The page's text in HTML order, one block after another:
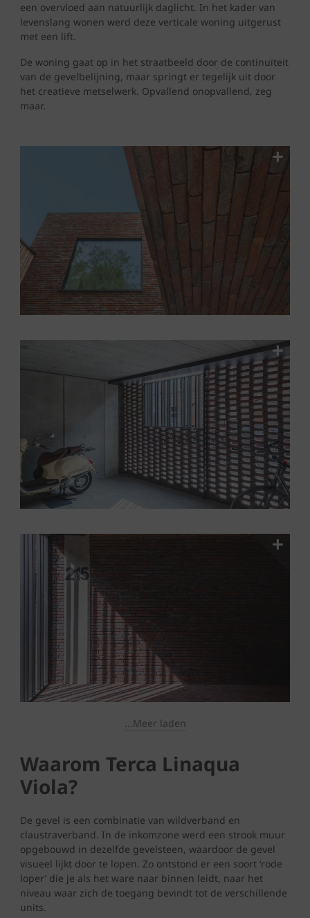
een overvloed aan natuurlijk daglicht. In het kader van
levenslang wonen werd deze verticale woning uitgerust
met een lift.
De woning gaat op in het straatbeeld door de continuïteit
van de gevelbelijning, maar springt er tegelijk uit door
het creatieve metselwerk. Opvallend onopvallend, zeg
maar.
...Meer laden
Waarom Terca Linaqua
Viola?
De gevel is een combinatie van wildverband en
claustraverband. In de inkomzone werd een strook muur
opgebouwd in dezelfde gevelsteen, waardoor de gevel
visueel lijkt door te lopen. Zo ontstond er een soort ‘rode
loper’ die je als het ware naar binnen leidt, naar het
niveau waar zich de toegang bevindt tot de verschillende
units.